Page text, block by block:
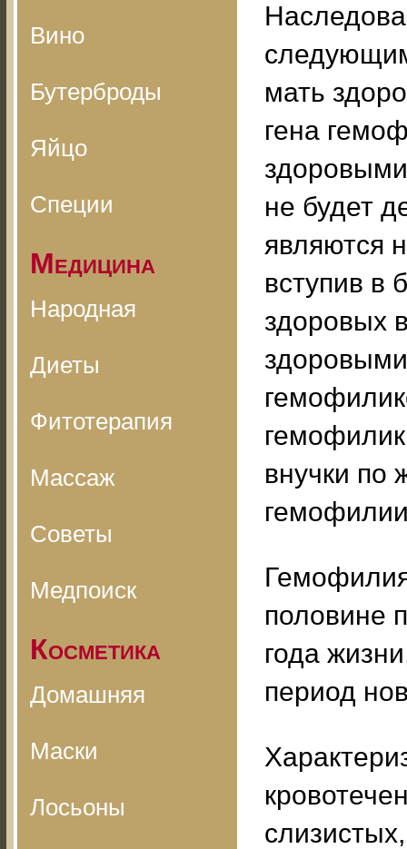
Вино
Бутерброды
Яйцо
Специи
Медицина
Народная
Диеты
Фитотерапия
Массаж
Советы
Медпоиск
Косметика
Домашняя
Маски
Лосьоны
мать
гена
не будет
являются
вступив в
здоровых
внучки по
половине
года
период